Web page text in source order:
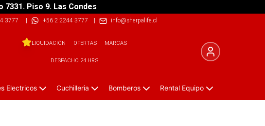
7331. Piso 9. Las Condes
3777 | +56 2 2244 3777 | info@sherpalife.cl
LIQUIDACIÓN OFERTAS MARCAS
DESPACHO 24 HRS
Electricos Cuchilleria Bomberos Rental Equipo